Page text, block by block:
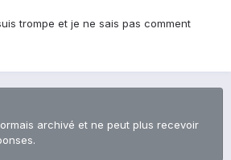
trompe et je ne sais pas comment
archivé et ne peut plus recevoir